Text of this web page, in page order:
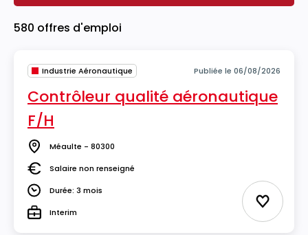
580 offres d'emploi
Industrie Aéronautique Publiée le 06/08/2026
Contrôleur qualité aéronautique
F/H
Lieu Méaulte - 80300
SalaireSalaire non renseigné
DuréeDurée: 3 mois
TypeInterim Ajouter